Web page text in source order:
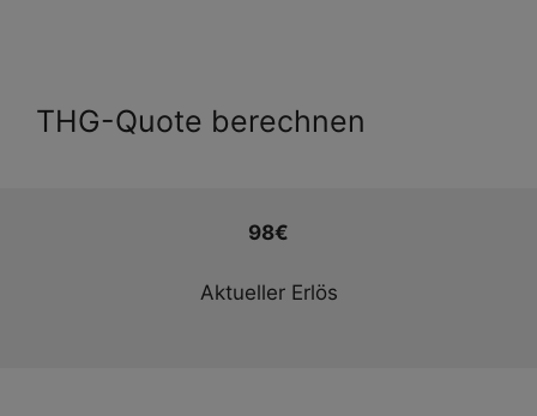
THG-Quote berechnen
98€
Aktueller Erlös